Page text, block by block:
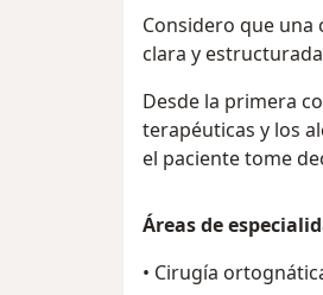
Considero que una
clara y
Desde la primera
terapéuticas y los
el paciente tome
Áreas de
• Cirugía